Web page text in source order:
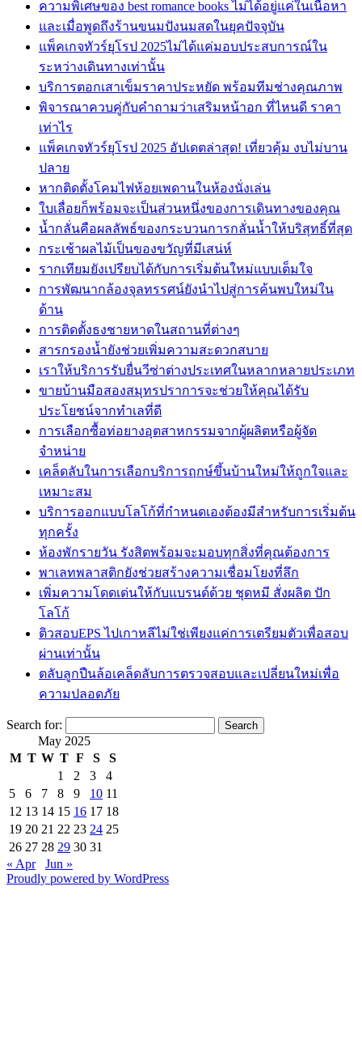
ความพิเศษของ best romance books ไม่ได้อยู่แค่ในเนื้อหา
และเมื่อพูดถึงร้านขนมปังนมสดในยุคปัจจุบัน
แพ็คเกจทัวร์ยุโรป 2025ไม่ได้แค่มอบประสบการณ์ใน
ระหว่างเดินทางเท่านั้น
บริการตอกเสาเข็มราคาประหยัด พร้อมทีมช่างคุณภาพ
พิจารณาควบคู่กับคำถามว่าเสริมหน้าอก ที่ไหนดี ราคา
เท่าไร
แพ็คเกจทัวร์ยุโรป 2025 อัปเดตล่าสุด! เที่ยวคุ้ม งบไม่บาน
ปลาย
หากติดตั้งโคมไฟห้อยเพดานในห้องนั่งเล่น
ใบเลื่อยก็พร้อมจะเป็นส่วนหนึ่งของการเดินทางของคุณ
น้ำกลั่นคือผลลัพธ์ของกระบวนการกลั่นน้ำให้บริสุทธิ์ที่สุด
กระเช้าผลไม้เป็นของขวัญที่มีเสน่ห์
รากเทียมยังเปรียบได้กับการเริ่มต้นใหม่แบบเต็มใจ
การพัฒนากล้องจุลทรรศน์ยังนำไปสู่การค้นพบใหม่ใน
ด้าน
การติดตั้งธงชายหาดในสถานที่ต่างๆ
สารกรองน้ำยังช่วยเพิ่มความสะดวกสบาย
เราให้บริการรับยื่นวีซ่าต่างประเทศในหลากหลายประเภท
ขายบ้านมือสองสมุทรปราการจะช่วยให้คุณได้รับ
ประโยชน์จากทำเลที่ดี
การเลือกซื้อท่อยางอุตสาหกรรมจากผู้ผลิตหรือผู้จัด
จำหน่าย
เคล็ดลับในการเลือกบริการฤกษ์ขึ้นบ้านใหม่ให้ถูกใจและ
เหมาะสม
บริการออกแบบโลโก้ที่กำหนดเองต้องมีสำหรับการเริ่มต้น
ทุกครั้ง
ห้องพักรายวัน รังสิตพร้อมจะมอบทุกสิ่งที่คุณต้องการ
พาเลทพลาสติกยังช่วยสร้างความเชื่อมโยงที่ลึก
เพิ่มความโดดเด่นให้กับแบรนด์ด้วย ชุดหมี สั่งผลิต ปัก
โลโก้
ติวสอบEPS ไปเกาหลีไม่ใช่เพียงแค่การเตรียมตัวเพื่อสอบ
ผ่านเท่านั้น
ตลับลูกปืนล้อเคล็ดลับการตรวจสอบและเปลี่ยนใหม่เพื่อ
ความปลอดภัย
Search for:
May 2025
M T W T F S
S
1
2 3
4
5
6 7 8 9 10 11
12 13 14 15 16 17 18
19 20 21 22 23 24 25
26 27 28 29 30 31
« Apr
Jun »
Proudly powered by WordPress